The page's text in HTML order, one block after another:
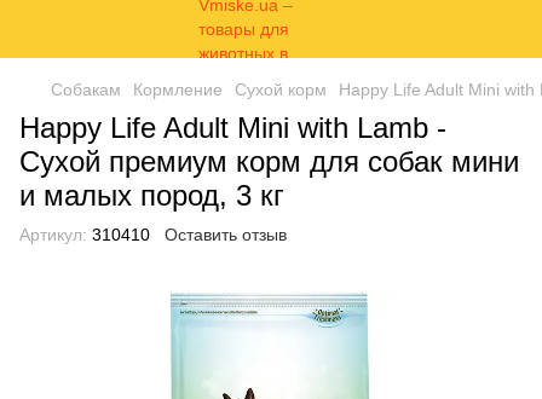
Собакам Кормление Сухой корм Happy Life Adult Mini
Happy Life Adult Mini with Lamb -
Сухой премиум корм для собак мини
и малых пород, 3 кг
Артикул: 310410 Оставить отзыв